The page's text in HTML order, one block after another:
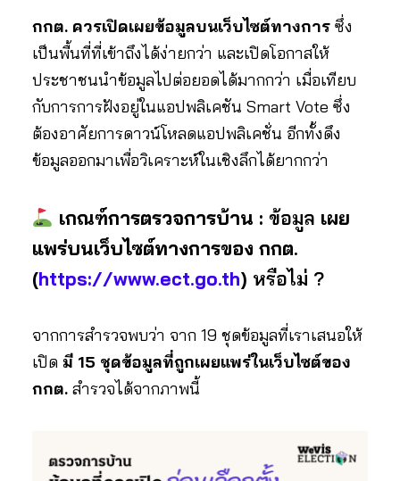
กกต. ควรเปิดเผยข้อมูลบนเว็บไซต์ทางการซึ่ง
เป็นพื้นที่ที่เข้าถึงได้ง่ายกว่า และเปิดโอกาสให้
ประชาชนนำข้อมูลไปต่อยอดได้มากกว่า เมื่อเทียบ
กับการการฝังอยู่ในแอปพลิเคชัน Smart Vote ซึ่ง
ต้องอาศัยการดาวน์โหลดแอปพลิเคชั่น อีกทั้งดึง
ข้อมูลออกมาเพื่อวิเคราะห์ในเชิงลึกได้ยากกว่า
เกณฑ์การตรวจการบ้าน : ข้อมูล เผย
แพร่บนเว็บไซต์ทางการของ กกต.
(https://www.ect.go.th) หรือไม่ ?
จากการสำรวจพบว่า จาก 19 ชุดข้อมูลที่เราเสนอให้
เปิด มี 15 ชุดข้อมูลที่ถูกเผยแพร่ในเว็บไซต์ของ
กกต.สำรวจได้จากภาพนี้